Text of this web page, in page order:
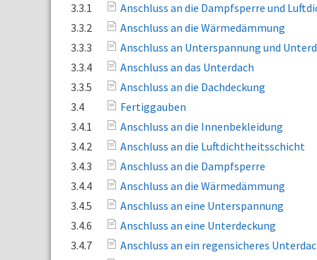
3.3.1
Anschluss an die Dampfsperre und
3.3.2
Anschluss an die Wärmedämmung
3.3.3
Anschluss an Unterspannung und
3.3.4
Anschluss an das Unterdach
3.3.5
Anschluss an die Dachdeckung
3.4
Fertiggauben
3.4.1
Anschluss an die Innenbekleidung
3.4.2
Anschluss an die Luftdichtheitsschicht
3.4.3
Anschluss an die Dampfsperre
3.4.4
Anschluss an die Wärmedämmung
3.4.5
Anschluss an eine Unterspannung
3.4.6
Anschluss an eine Unterdeckung
3.4.7
Anschluss an ein regensicheres